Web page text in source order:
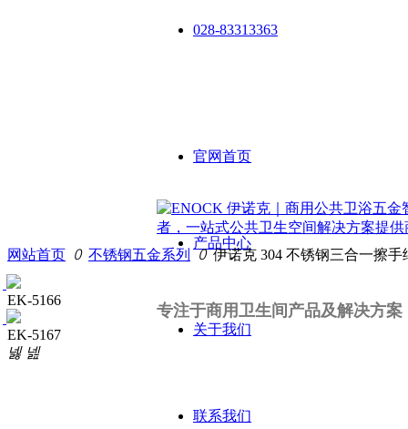
028-83313363
官网首页
产品中心
关于我们
联系我们
专注于商用卫生间产品及解决方案
网站首页 ꄲ 不锈钢五金系列 ꄲ 伊诺克 304 不锈钢三合一擦
EK-5166
EK-5167
넳 넲